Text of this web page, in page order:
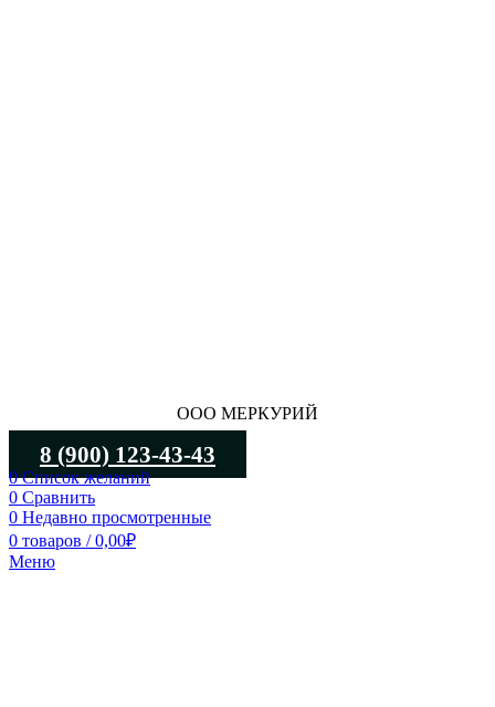
ООО МЕРКУРИЙ
8 (900) 123-43-43
0Список желаний
0 Сравнить
0 Недавно просмотренные
0 товаров / 0,00₽
Меню